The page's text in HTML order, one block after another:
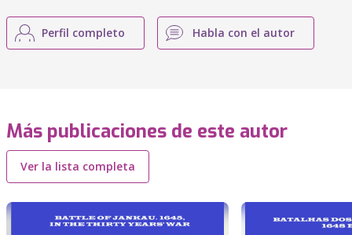
Perfil completo Habla con el autor
Más publicaciones de este autor
Ver la lista completa